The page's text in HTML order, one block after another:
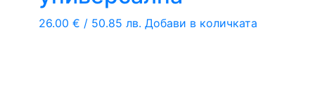
26.00 € / 50.85 лв. Добави в количката